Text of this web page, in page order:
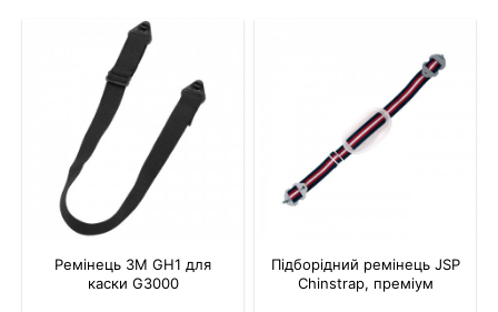
Ремінець 3M GH1 для
каски G3000
Підборідний ремінець JSP
Chinstrap, преміум